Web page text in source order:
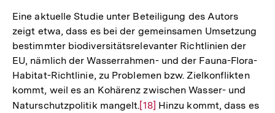
Eine aktuelle Studie unter Beteiligung des Autors
zeigt etwa, dass es bei der gemeinsamen Umsetzung
bestimmter biodiversitätsrelevanter Richtlinien der
EU, nämlich der Wasserrahmen- und der Fauna-Flora-
Habitat-Richtlinie, zu Problemen bzw. Zielkonflikten
kommt, weil es an Kohärenz zwischen Wasser- und
Naturschutzpolitik mangelt.Zur
[18] Hinzu kommt, dass es